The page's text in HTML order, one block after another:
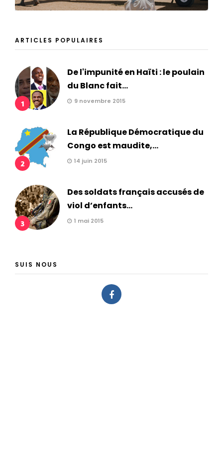
ARTICLES POPULAIRES
1
De l'impunité en Haïti : le poulain
du Blanc fait...
9 novembre 2015
2
La République Démocratique du
Congo est maudite,...
14 juin 2015
3
Des soldats français accusés de
viol d’enfants...
1 mai 2015
SUIS NOUS